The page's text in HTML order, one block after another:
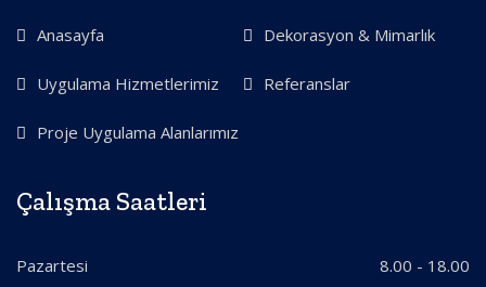
Anasayfa Dekorasyon & Mimarlık
Uygulama Hizmetlerimiz Referanslar
Proje Uygulama Alanlarımız
Çalışma Saatleri
Pazartesi 8.00 - 18.00